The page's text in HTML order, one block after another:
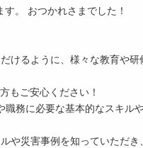
。 おつかれさまでした！
けるように、様々な教育や研
もご安心ください！
職務に必要な基本的なスキル
や災害事例を知っていただ